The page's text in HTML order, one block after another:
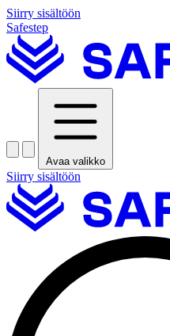
Siirry sisältöön
Safestep
Avaa valikko
Siirry sisältöön